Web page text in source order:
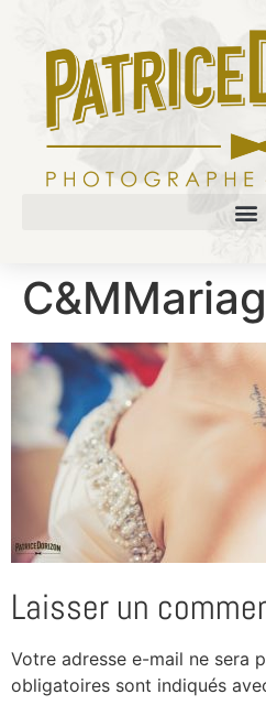
Laisser un
Votre adresse e-mail ne sera
obligatoires sont indiqués